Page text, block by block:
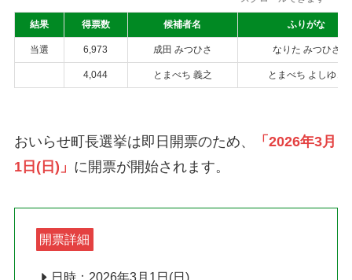
結果 得票数 候補者名 ふりがな
当選 6,973 成田 みつひさ なりた みつひさ
4,044 とまべち 義之 とまべち よしゆき
おいらせ町長選挙は即日開票のため、
「2026年3月
1日(日)」 に開票が開始されます。
開票詳細
日時：2026年3月1日(日)